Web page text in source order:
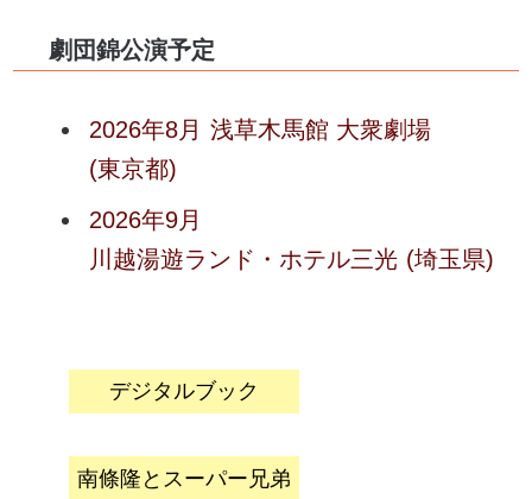
劇団錦公演予定
2026年8月 浅草木馬館 大衆劇場
(東京都)
2026年9月
川越湯遊ランド・ホテル三光 (埼玉県)
デジタルブック
南條隆とスーパー兄弟